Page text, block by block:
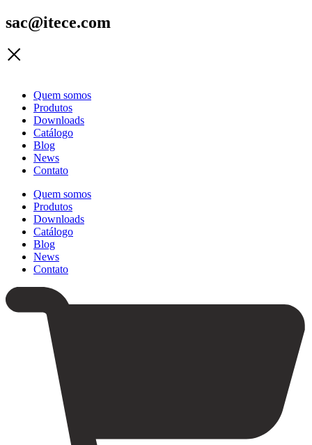
sac@itece.com
Quem somos
Produtos
Downloads
Catálogo
Blog
News
Contato
Quem somos
Produtos
Downloads
Catálogo
Blog
News
Contato